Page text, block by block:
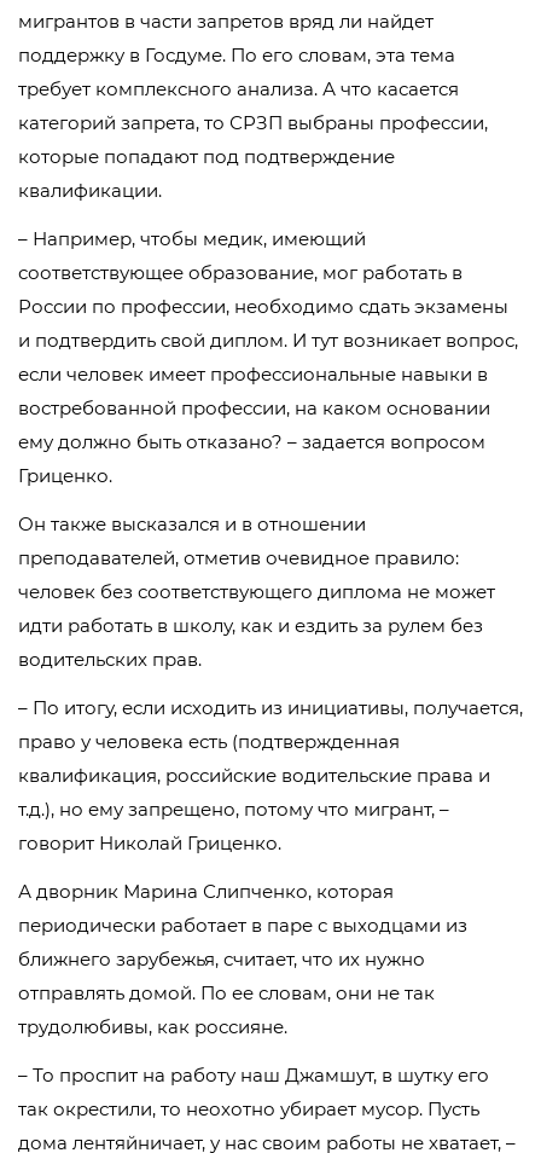
мигрантов в части запретов вряд ли найдет
поддержку в Госдуме. По его словам, эта тема
требует комплексного анализа. А что касается
категорий запрета, то СРЗП выбраны профессии,
которые попадают под подтверждение
квалификации.
– Например, чтобы медик, имеющий
соответствующее образование, мог работать в
России по профессии, необходимо сдать экзамены
и подтвердить свой диплом. И тут возникает вопрос,
если человек имеет профессиональные навыки в
востребованной профессии, на каком основании
ему должно быть отказано? – задается вопросом
Гриценко.
Он также высказался и в отношении
преподавателей, отметив очевидное правило:
человек без соответствующего диплома не может
идти работать в школу, как и ездить за рулем без
водительских прав.
– По итогу, если исходить из инициативы, получается,
право у человека есть (подтвержденная
квалификация, российские водительские права и
т.д.), но ему запрещено, потому что мигрант, –
говорит Николай Гриценко.
А дворник Марина Слипченко, которая
периодически работает в паре с выходцами из
ближнего зарубежья, считает, что их нужно
отправлять домой. По ее словам, они не так
трудолюбивы, как россияне.
– То проспит на работу наш Джамшут, в шутку его
так окрестили, то неохотно убирает мусор. Пусть
дома лентяйничает, у нас своим работы не хватает, –